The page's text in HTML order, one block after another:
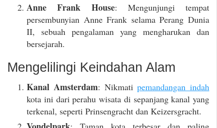
Anne Frank House: Mengunjungi tempat
persembunyian Anne Frank selama Perang Dunia
II, sebuah pengalaman yang mengharukan dan
bersejarah.
Mengelilingi Keindahan Alam
Kanal Amsterdam: Nikmatipemandangan indah
kota ini dari perahu wisata di sepanjang kanal yang
terkenal, seperti Prinsengracht dan Keizersgracht.